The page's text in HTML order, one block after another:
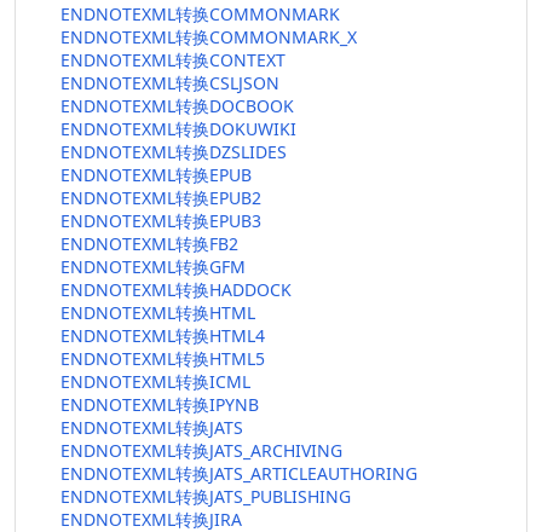
ENDNOTEXML转换COMMONMARK
ENDNOTEXML转换COMMONMARK_X
ENDNOTEXML转换CONTEXT
ENDNOTEXML转换CSLJSON
ENDNOTEXML转换DOCBOOK
ENDNOTEXML转换DOKUWIKI
ENDNOTEXML转换DZSLIDES
ENDNOTEXML转换EPUB
ENDNOTEXML转换EPUB2
ENDNOTEXML转换EPUB3
ENDNOTEXML转换FB2
ENDNOTEXML转换GFM
ENDNOTEXML转换HADDOCK
ENDNOTEXML转换HTML
ENDNOTEXML转换HTML4
ENDNOTEXML转换HTML5
ENDNOTEXML转换ICML
ENDNOTEXML转换IPYNB
ENDNOTEXML转换JATS
ENDNOTEXML转换JATS_ARCHIVING
ENDNOTEXML转换JATS_ARTICLEAUTHORING
ENDNOTEXML转换JATS_PUBLISHING
ENDNOTEXML转换JIRA